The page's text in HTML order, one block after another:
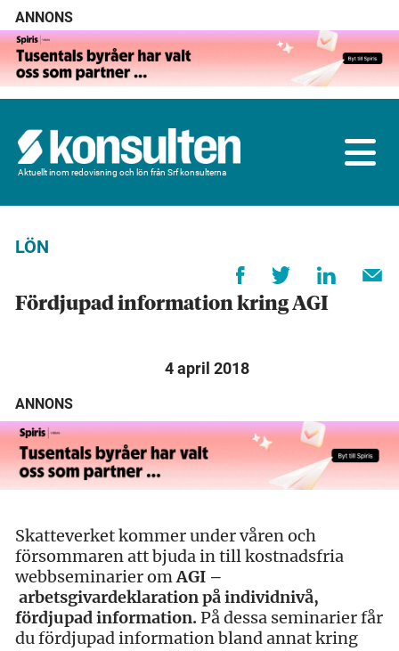
ANNONS
Aktuellt inom redovisning och lön från Srf konsulterna
LÖN
Fördjupad information kring AGI
4 april 2018
ANNONS
Skatteverket kommer under våren och
försommaren att bjuda in till kostnadsfria
webbseminarier omAGI –
arbetsgivardeklaration på individnivå,
fördjupad information.På dessa seminarier får
du fördjupad information bland annat kring